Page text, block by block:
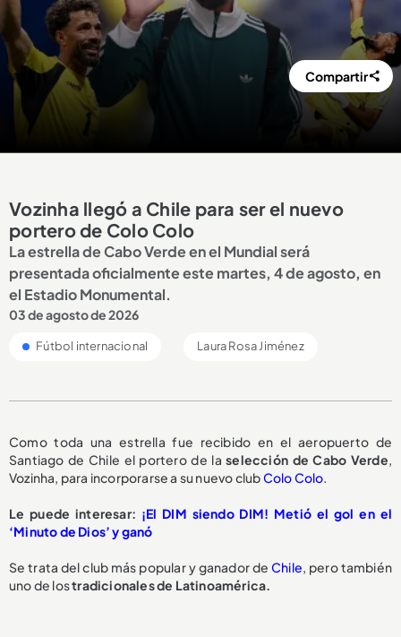
Compartir
Vozinha llegó a Chile para ser el nuevo
portero de Colo Colo
La estrella de Cabo Verde en el Mundial será
presentada oficialmente este martes, 4 de agosto, en
el Estadio Monumental.
03 de agosto de 2026
Fútbol internacional Laura Rosa Jiménez
Como toda una estrella fue recibido en el aeropuerto de
Santiago de Chile el portero de laselección de Cabo Verde,
Vozinha, para incorporarse a su nuevo clubColo Colo.
Le puede interesar: ¡El DIM siendo DIM! Metió el gol en el
‘Minuto de Dios’ y ganó
Se trata del club más popular y ganador de Chile, pero también
uno de lostradicionales de Latinoamérica.